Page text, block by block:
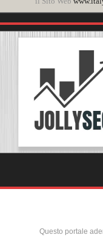
Questo portale